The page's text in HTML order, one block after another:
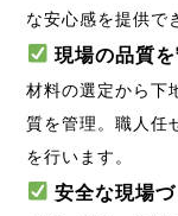
な安心感を提供で
現場の品質を
材料の選定から下
質を管理。職人任
を行います。
安全な現場づ